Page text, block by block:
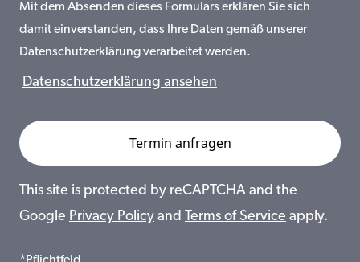
Mit dem Absenden dieses Formulars erklären Sie sich
damit einverstanden, dass Ihre Daten gemäß unserer
Datenschutzerklärung verarbeitet werden.
Datenschutzerklärung ansehen
This site is protected by reCAPTCHA and the
Google Privacy Policy and Terms of Service apply.